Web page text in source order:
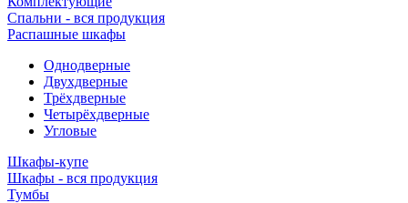
Спальни - вся продукция
Распашные шкафы
Однодверные
Двухдверные
Трёхдверные
Четырёхдверные
Угловые
Шкафы-купе
Шкафы - вся продукция
Тумбы